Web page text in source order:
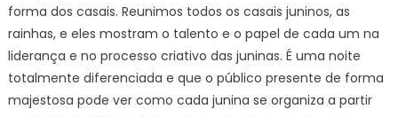
forma dos casais. Reunimos todos os casais juninos, as
rainhas, e eles mostram o talento e o papel de cada um na
liderança e no processo criativo das juninas. É uma noite
totalmente diferenciada e que o público presente de forma
majestosa pode ver como cada junina se organiza a partir